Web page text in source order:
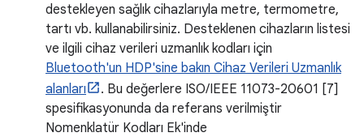
destekleyen sağlık cihazlarıyla metre, termometre,
tartı vb. kullanabilirsiniz. Desteklenen cihazların listesi
ve ilgili cihaz verileri uzmanlık kodları için
Bluetooth'un HDP'sine bakın Cihaz Verileri Uzmanlık
alanları
. Bu değerlere ISO/IEEE 11073-20601 [7]
spesifikasyonunda da referans verilmiştir
Nomenklatür Kodları Ek'inde